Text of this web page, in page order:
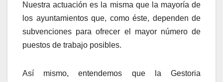
Nuestra actuación es la misma que la mayoría de
los ayuntamientos que, como éste, dependen de
subvenciones para ofrecer el mayor número de
puestos de trabajo posibles.
Así mismo, entendemos que la Gestoria